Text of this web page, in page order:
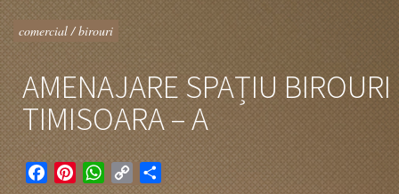
comercial / birouri
AMENAJARE SPAȚIU BIROURI
TIMISOARA – A
FacebookPinterestWhatsApp
Copy
Link
Partajează